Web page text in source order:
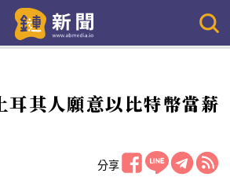
其人願意以比特幣當薪
分享